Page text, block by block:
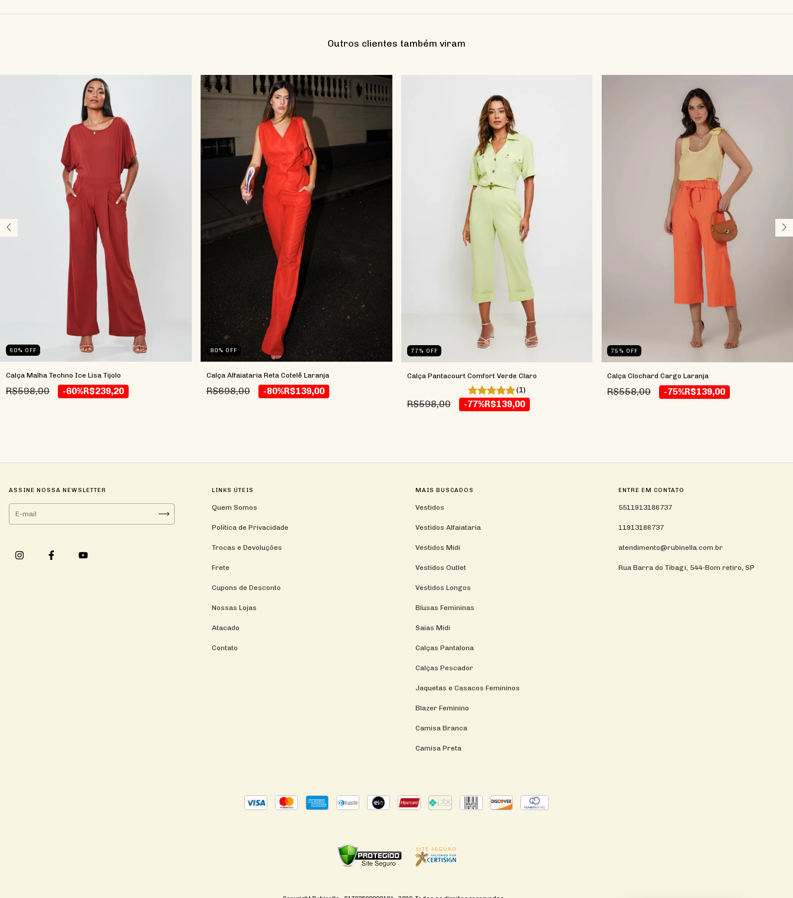
Outros clientes também viram
60% OFF
Calça Malha Techno Ice Lisa Tijolo
R$598,00 -60%R$239,20
80% OFF
Calça Alfaiataria Reta Cotelê Laranja
R$698,00 -80%R$139,00
77% OFF
Calça Pantacourt Comfort Verde Claro
(1)
R$598,00 -77%R$139,00
75 % OFF
Calça Clochard Cargo Laranja
R$558,00 -75%R$139,00
ASSINE NOSSA NEWSLETTER LINKS ÚTEIS
Quem Somos
Política de Privacidade
Trocas e Devoluções
Frete
Cupons de Desconto
Nossas Lojas
Atacado
Contato
MAIS BUSCADOS
Vestidos
Vestidos Alfaiataria
Vestidos Midi
Vestidos Outlet
Vestidos Longos
Blusas Femininas
Saias Midi
Calças Pantalona
Calças Pescador
Jaquetas e Casacos Femininos
Blazer Feminino
Camisa Branca
Camisa Preta
ENTRE EM CONTATO
5511913186737
11913186737
atendimento@rubinella.com.br
Rua Barra do Tibagi, 544-Bom retiro, SP